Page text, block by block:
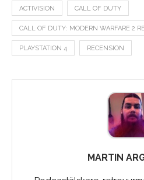
ACTIVISION CALL OF DUTY
CALL OF DUTY: MODERN WARFARE 2
PLAYSTATION 4 RECENSION
MARTIN